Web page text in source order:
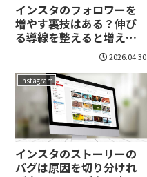
インスタのフォロワーを
増やす裏技はある？伸び
る導線を整えると増えや
2026.04.30
Instagram
インスタのストーリーの
バグは原因を切り分けれ